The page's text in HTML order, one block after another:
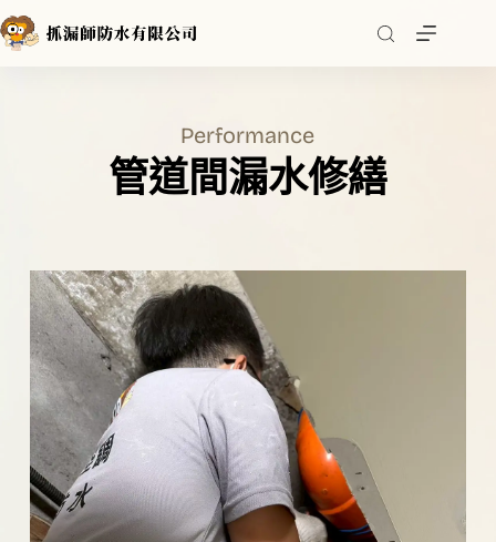
跳
至
Performance
管道間漏水修繕